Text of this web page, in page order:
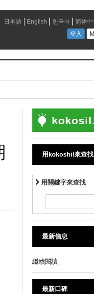
用kokoshil來查找
用關鍵字來查找
最新信息
繼續閱讀
最新口碑